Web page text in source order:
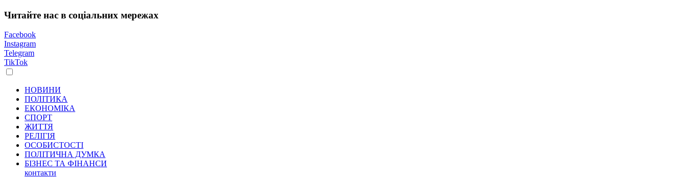
Читайте нас в соціальних мережах
Facebook
Instagram
Telegram
TikTok
НОВИНИ
ПОЛІТИКА
ЕКОНОМІКА
СПОРТ
ЖИТТЯ
РЕЛІГІЯ
ОСОБИСТОСТІ
ПОЛІТИЧНА ДУМКА
БІЗНЕС ТА ФІНАНСИ
контакти